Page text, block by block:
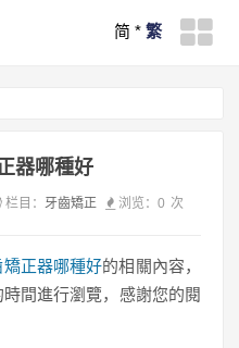
简 * 繁
器哪種好
栏目： 牙齒矯正 浏览： 0 次
矯正器哪種好的相關內容，
間進行瀏覽，感謝您的閱